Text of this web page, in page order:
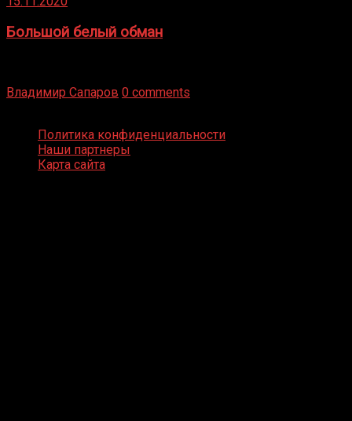
Большой белый обман
Владимир Сапаров 0 comments
Политика конфиденциальности
Наши партнеры
Карта сайта